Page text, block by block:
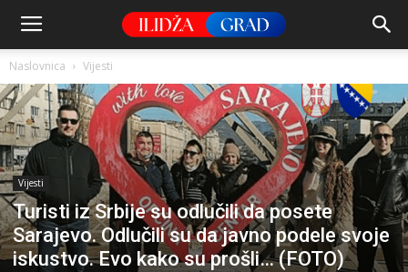
Naslovnica Vijesti
Vijesti
Turisti iz Srbije su odlučili da posete
Sarajevo. Odlučili su da javno podele svoje
iskustvo. Evo kako su prošli… (FOTO)